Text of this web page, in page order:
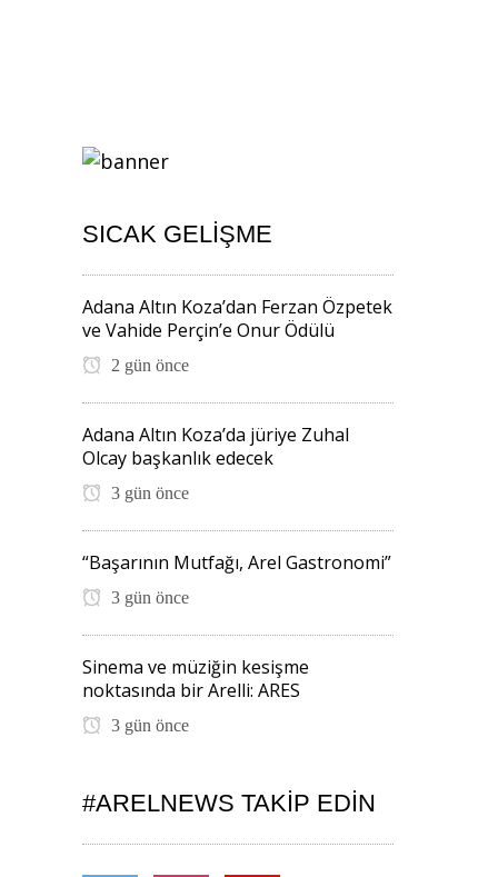
SICAK GELIŞME
Adana Altın Koza’dan Ferzan Özpetek
ve Vahide Perçin’e Onur Ödülü
2 gün önce
Adana Altın Koza’da jüriye Zuhal
Olcay başkanlık edecek
3 gün önce
“Başarının Mutfağı, Arel Gastronomi”
3 gün önce
Sinema ve müziğin kesişme
noktasında bir Arelli: ARES
3 gün önce
#ARELNEWS TAKIP EDIN